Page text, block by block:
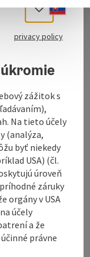
bikes and
spare parts.
Select
privacy policy
zážitok s
Na tieto účely
(analýza,
byť niekedy
USA) (čl.
úroveň
záruky
orgány v USA
účely
a že
právne